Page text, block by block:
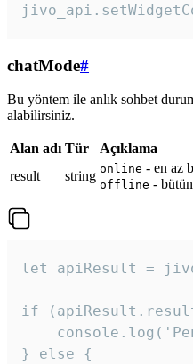
chatMode#
Bu yöntem ile anlık sohbet
alabilirsiniz.
Alan adı Tür
Açıklama
result
string online - en az
offline -
let apiResult =
if
} else {